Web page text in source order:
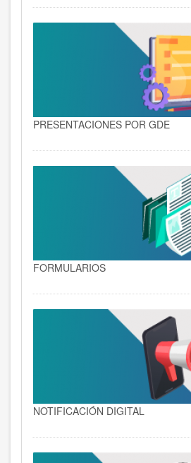
PRESENTACIONES POR GDE
FORMULARIOS
NOTIFICACIÓN DIGITAL